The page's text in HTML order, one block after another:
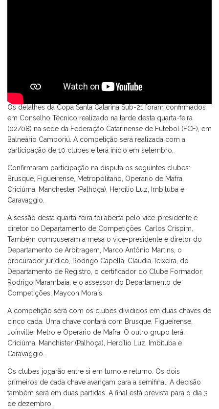
Os detalhes da Copa Santa Catarina Sub-21 foram confirmados
em Conselho Técnico realizado na tarde desta quarta-feira
(02/08) na sede da Federação Catarinense de Futebol (FCF), em
Balneário Camboriú. A competição será realizada com a
participação de 10 clubes e terá início em setembro.
Confirmaram participação na disputa os seguintes clubes:
Brusque, Figueirense, Metropolitano, Operário de Mafra,
Criciúma, Manchester (Palhoça), Hercílio Luz, Imbituba e
Caravaggio.
A sessão desta quarta-feira foi aberta pelo vice-presidente e
diretor do Departamento de Competições, Carlos Crispim.
Também compuseram a mesa o vice-presidente e diretor do
Departamento de Arbitragem, Marco Antônio Martins, o
procurador jurídico, Rodrigo Capella, Cláudia Teixeira, do
Departamento de Registro, o certificador do Clube Formador,
Rodrigo Marambaia, e o assessor do Departamento de
Competições, Maycon Morais.
A competição será com os clubes divididos em duas chaves de
cinco cada. Uma chave contará com Brusque, Figueirense,
Joinville, Metro e Operário de Mafra. O outro grupo terá:
Criciúma, Manchister (Palhoça), Hercílio Luz, Imbituba e
Caravaggio.
Os clubes jogarão entre si em turno e returno. Os dois
primeiros de cada chave avançam para a semifinal. A decisão
também será em duas partidas. A final está prevista para o dia 3
de dezembro.